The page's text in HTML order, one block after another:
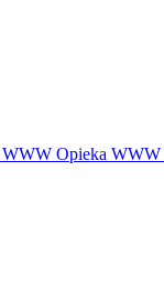
WWW Opieka WWW